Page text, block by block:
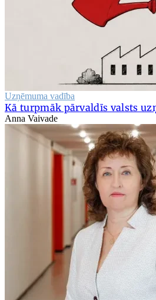
Uzņēmuma vadība
Kā turpmāk pārvaldīs valsts
Anna Vaivade